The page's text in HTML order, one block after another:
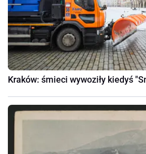
Kraków: śmieci wywoziły kiedyś